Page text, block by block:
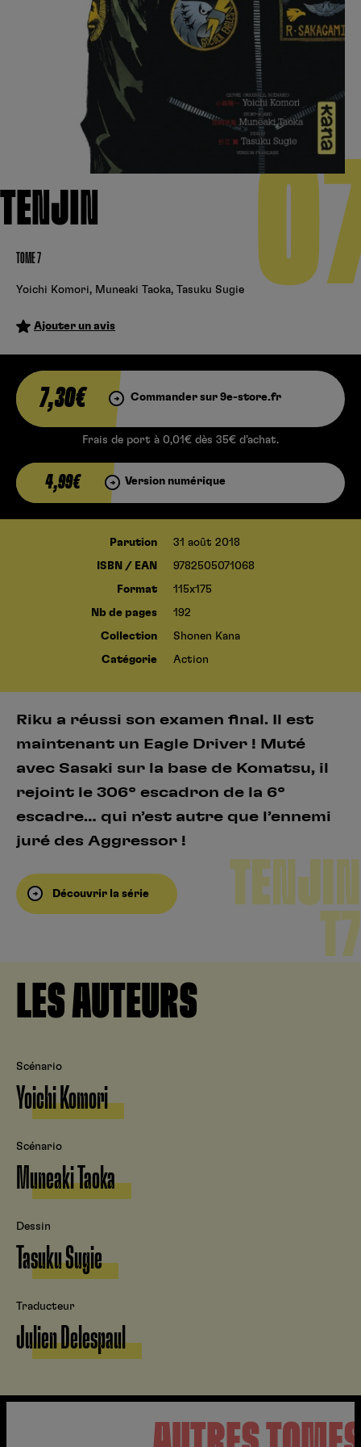
TENJIN
TOME 7
Yoichi Komori, Muneaki Taoka, Tasuku Sugie
Ajouter un avis
7,30€ Commander sur 9e-store.fr
Frais de port à 0,01€ dès 35€ d’achat.
4,99€ Version numérique
Parution 31 août 2018
ISBN / EAN 9782505071068
Format 115x175
Nb de pages 192
Collection Shonen Kana
Catégorie Action
Riku a réussi son examen final. Il est
maintenant un Eagle Driver ! Muté
avec Sasaki sur la base de Komatsu, il
rejoint le 306° escadron de la 6°
escadre… qui n’est autre que l’ennemi
juré des Aggressor !
Découvrir la série
TENJIN
T7
LES AUTEURS
Scénario
Yoichi Komori
Scénario
Muneaki Taoka
Dessin
Tasuku Sugie
Traducteur
Julien Delespaul
Fnac
Se connecter
Hunter x Hunter
Fire Force
Black Butler